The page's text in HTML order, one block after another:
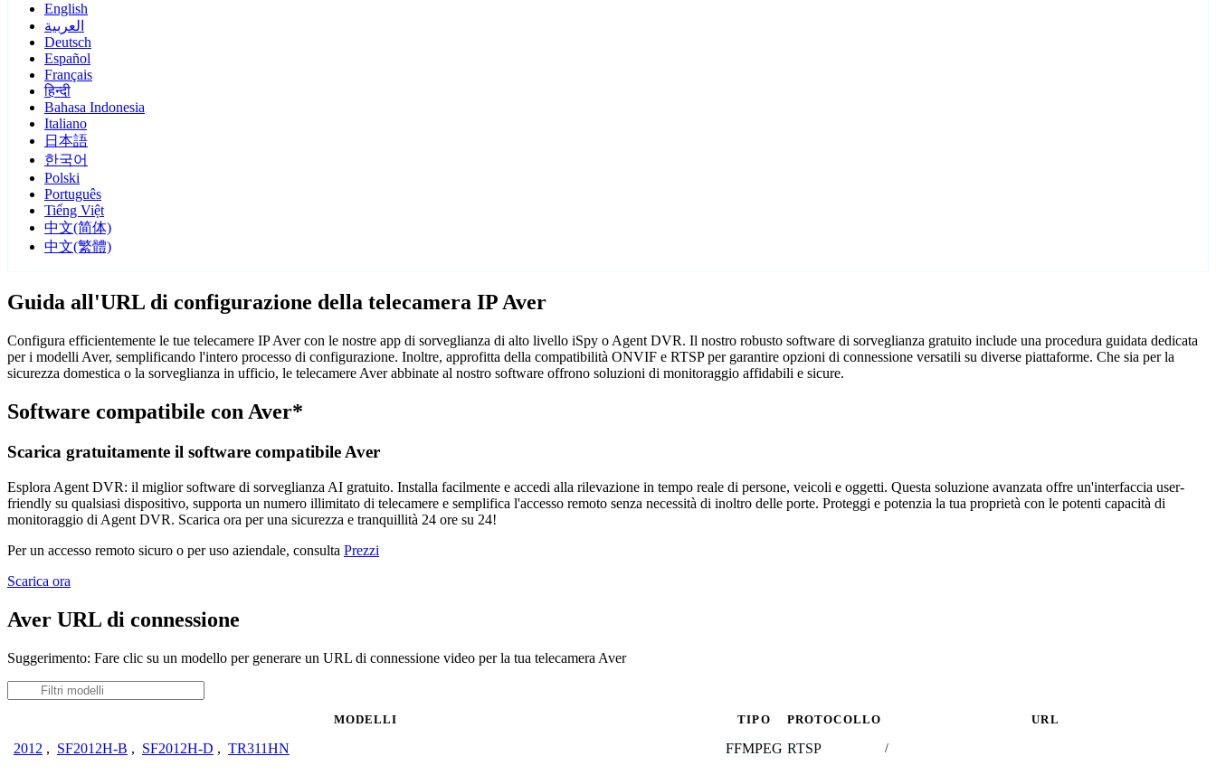
English
العربية
Deutsch
Español
Français
हिन्दी
Bahasa Indonesia
Italiano
日本語
한국어
Polski
Português
Tiếng Việt
中文(简体)
中文(繁體)
Guida all'URL di configurazione della telecamera IP Aver
Configura efficientemente le tue telecamere IP Aver con le nostre app di sorveglianza di alto livello iSpy o Agent DVR. Il nostro robusto software di sorveglianza gratuito include una procedura guidata dedicata
per i modelli Aver, semplificando l'intero processo di configurazione. Inoltre, approfitta della compatibilità ONVIF e RTSP per garantire opzioni di connessione versatili su diverse piattaforme. Che sia per la
sicurezza domestica o la sorveglianza in ufficio, le telecamere Aver abbinate al nostro software offrono soluzioni di monitoraggio affidabili e sicure.
Software compatibile con Aver*
Scarica gratuitamente il software compatibile Aver
Esplora Agent DVR: il miglior software di sorveglianza AI gratuito. Installa facilmente e accedi alla rilevazione in tempo reale di persone, veicoli e oggetti. Questa soluzione avanzata offre un'interfaccia user-
friendly su qualsiasi dispositivo, supporta un numero illimitato di telecamere e semplifica l'accesso remoto senza necessità di inoltro delle porte. Proteggi e potenzia la tua proprietà con le potenti capacità di
monitoraggio di Agent DVR. Scarica ora per una sicurezza e tranquillità 24 ore su 24!
Per un accesso remoto sicuro o per uso aziendale, consulta Prezzi
Scarica ora
Aver URL di connessione
Suggerimento: Fare clic su un modello per generare un URL di connessione video per la tua telecamera Aver
MODELLI TIPO PROTOCOLLO URL
2012 , SF2012H-B , SF2012H-D , TR311HN FFMPEG RTSP /